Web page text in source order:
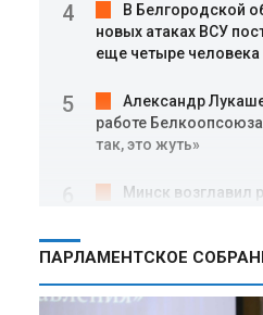
В Белгородской
новых атаках ВСУ
еще четыре человека
Александр
работе
так, это жуть»
Минск возглавил
Минобороны РФ:
освобождении
ПАРЛАМЕНТСКОЕ